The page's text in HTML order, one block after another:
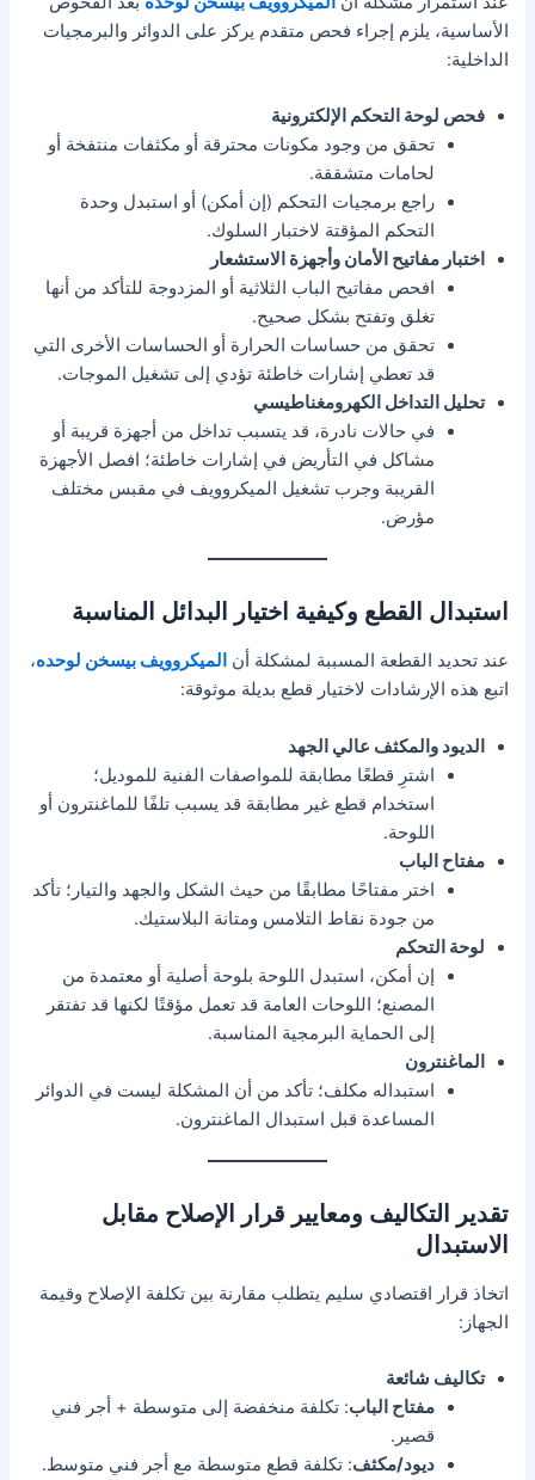
الأساسية، يلزم إجراء فحص متقدم يركز على الدوائر والبرمجيات
الداخلية:
فحص لوحة التحكم الإلكترونية
تحقق من وجود مكونات محترقة أو مكثفات منتفخة أو
لحامات متشققة.
راجع برمجيات التحكم (إن أمكن) أو استبدل وحدة
التحكم المؤقتة لاختبار السلوك.
اختبار مفاتيح الأمان وأجهزة الاستشعار
افحص مفاتيح الباب الثلاثية أو المزدوجة للتأكد من أنها
تغلق وتفتح بشكل صحيح.
تحقق من حساسات الحرارة أو الحساسات الأخرى التي
قد تعطي إشارات خاطئة تؤدي إلى تشغيل الموجات.
تحليل التداخل الكهرومغناطيسي
في حالات نادرة، قد يتسبب تداخل من أجهزة قريبة أو
مشاكل في التأريض في إشارات خاطئة؛ افصل الأجهزة
القريبة وجرب تشغيل الميكروويف في مقبس مختلف
مؤرض.
استبدال القطع وكيفية اختيار البدائل المناسبة
عند تحديد القطعة المسببة لمشكلة أن الميكروويف بيسخن لوحده،
اتبع هذه الإرشادات لاختيار قطع بديلة موثوقة:
الديود والمكثف عالي الجهد
اشترِ قطعًا مطابقة للمواصفات الفنية للموديل؛
استخدام قطع غير مطابقة قد يسبب تلفًا للماغنترون أو
اللوحة.
مفتاح الباب
اختر مفتاحًا مطابقًا من حيث الشكل والجهد والتيار؛ تأكد
من جودة نقاط التلامس ومتانة البلاستيك.
لوحة التحكم
إن أمكن، استبدل اللوحة بلوحة أصلية أو معتمدة من
المصنع؛ اللوحات العامة قد تعمل مؤقتًا لكنها قد تفتقر
إلى الحماية البرمجية المناسبة.
الماغنترون
استبداله مكلف؛ تأكد من أن المشكلة ليست في الدوائر
المساعدة قبل استبدال الماغنترون.
تقدير التكاليف ومعايير قرار الإصلاح مقابل
الاستبدال
اتخاذ قرار اقتصادي سليم يتطلب مقارنة بين تكلفة الإصلاح وقيمة
الجهاز:
تكاليف شائعة
مفتاح الباب: تكلفة منخفضة إلى متوسطة + أجر فني
قصير.
ديود/مكثف: تكلفة قطع متوسطة مع أجر فني متوسط.